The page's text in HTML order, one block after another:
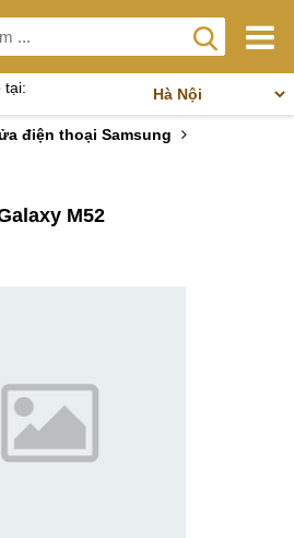
tại:
điện thoại Samsung
M52